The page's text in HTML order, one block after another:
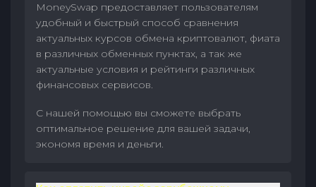
MoneySwap предоставляет пользователям
удобный и быстрый способ сравнения
актуальных курсов обмена криптовалют, фиата
в различных обменных пунктах, а так же
актуальные условия и рейтинги различных
финансовых сервисов.
С нашей помощью вы сможете выбрать
оптимальное решение для вашей задачи,
экономя время и деньги.